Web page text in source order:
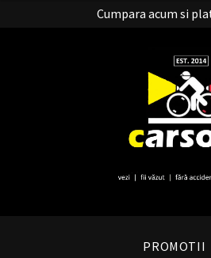
Cumpara acum si
PROMOTII